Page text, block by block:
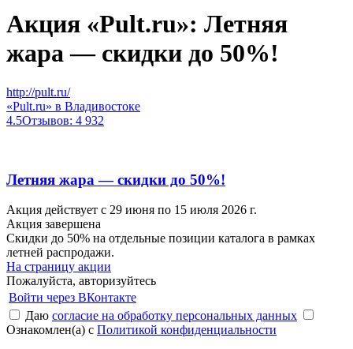
Акция «Pult.ru»: Летняя
жара — скидки до 50%!
http://pult.ru/
«Pult.ru» в Владивостоке
4.5Отзывов: 4 932
Летняя жара — скидки до 50%!
Акция действует с 29 июня по 15 июля 2026 г.
Акция завершена
Скидки до 50% на отдельные позиции каталога в рамках
летней распродажи.
На страницу акции
Пожалуйста, авторизуйтесь
Войти через ВКонтакте
Даю согласие на обработку персональных данных
Ознакомлен(а) с Политикой конфиденциальности